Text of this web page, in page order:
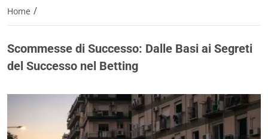
Home /
Scommesse di Successo: Dalle Basi ai Segreti
del Successo nel Betting